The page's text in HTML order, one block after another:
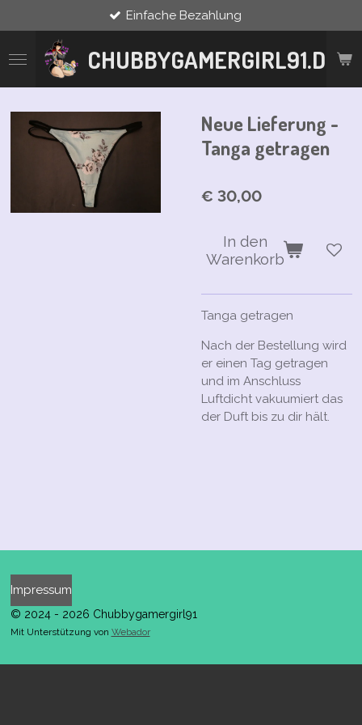
Hauptinhalt
springen
CHUBBYGAMERGIRL91.DE
Einfache Bezahlung
Neue Lieferung -
Tanga getragen
€ 30,00
In den
Warenkorb
Tanga getragen
Nach der Bestellung wird
er einen Tag getragen
und im Anschluss
Luftdicht vakuumiert das
der Duft bis zu dir hält.
Impressum
© 2024 - 2026 Chubbygamergirl91
Mit Unterstützung von Webador